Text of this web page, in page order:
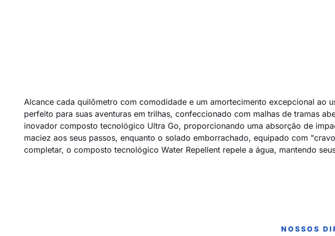
Alcance cada quilômetro com comodidade e um amortecimento excepcional ao
perfeito para suas aventuras em trilhas, confeccionado com malhas de tramas
inovador composto tecnológico Ultra Go, proporcionando uma absorção de
maciez aos seus passos, enquanto o solado emborrachado, equipado com
completar, o composto tecnológico Water Repellent repele a água, mantendo
NOSSOS